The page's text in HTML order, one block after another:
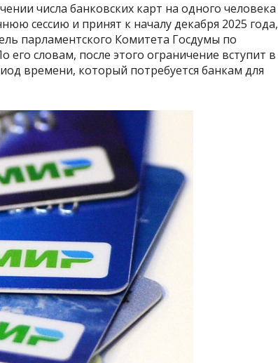
числа банковских карт на одного человека
сессию и принят к началу декабря 2025 года,
парламентского Комитета Госдумы по
словам, после этого ограничение вступит в
времени, который потребуется банкам для